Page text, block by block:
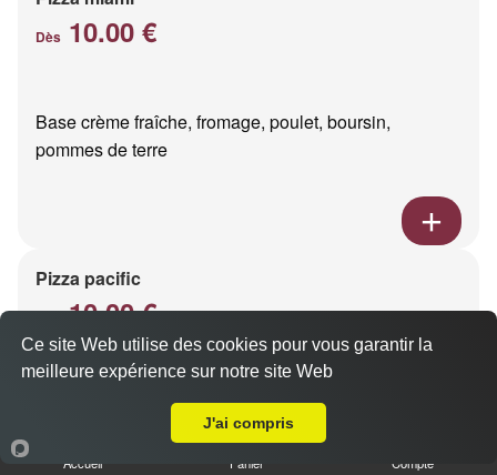
Dès 10.00 €
Base crème fraîche, fromage, poulet, boursin,
pommes de terre
Pizza pacific
Dès10.00 €
Base crème fraîche, fromage, saumon fumé
Accueil Panier Compte
Ce site Web utilise des cookies pour vous garantir la
meilleure expérience sur notre site Web
J'ai compris